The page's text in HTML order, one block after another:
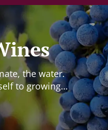
the water.
to growing
make world
og value-
Wines i